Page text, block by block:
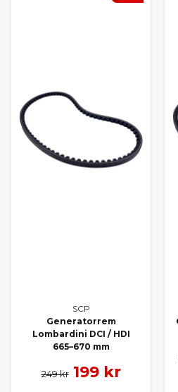
SCP
Generatorrem
Lombardini DCI / HDI
665–670 mm
249 kr 199 kr